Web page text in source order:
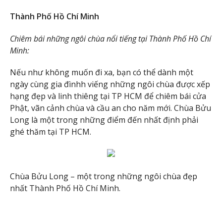
Thành Phố Hồ Chí Minh
Chiêm bái những ngôi chùa nổi tiếng tại Thành Phố Hồ Chí
Minh:
Nếu như không muốn đi xa, bạn có thể dành một
ngày cùng gia đìnhh viếng những ngôi chùa được xếp
hạng đẹp và linh thiêng tại TP HCM để chiêm bái cửa
Phật, vãn cảnh chùa và cầu an cho năm mới. Chùa Bửu
Long là một trong những điểm đến nhất định phải
ghé thăm tại TP HCM.
Chùa Bửu Long – một trong những ngôi chùa đẹp
nhất Thành Phố Hồ Chí Minh.